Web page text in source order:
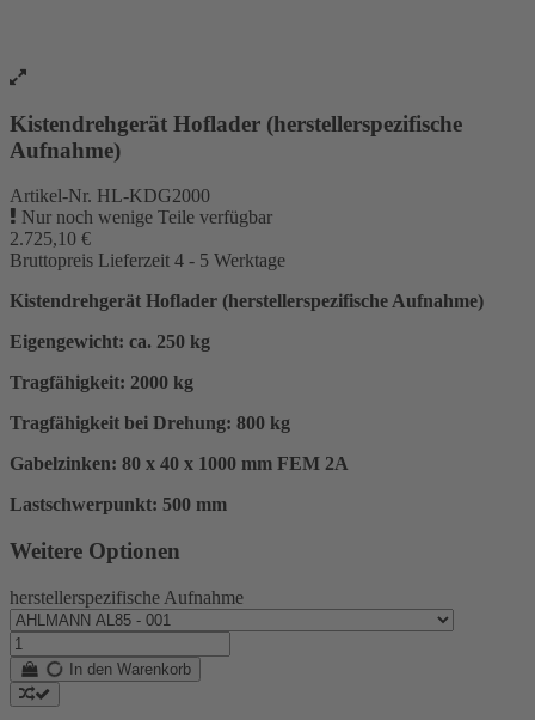
Kistendrehgerät Hoflader (herstellerspezifische
Aufnahme)
Artikel-Nr. HL-KDG2000
Nur noch wenige Teile verfügbar
2.725,10 €
Bruttopreis Lieferzeit 4 - 5 Werktage
Kistendrehgerät Hoflader (herstellerspezifische Aufnahme)
Eigengewicht: ca. 250 kg
Tragfähigkeit: 2000 kg
Tragfähigkeit bei Drehung: 800 kg
Gabelzinken: 80 x 40 x 1000 mm FEM 2A
Lastschwerpunkt: 500 mm
Weitere Optionen
herstellerspezifische Aufnahme
In den Warenkorb